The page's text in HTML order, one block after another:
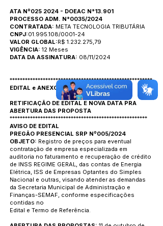
ATA Nº025 2024 - DOEAC N°13.901
PROCESSO ADM. N°0035/2024
CONTRATADA: META TECNOLOGIA TRIBUTÁRIA
CNPJ:01.995.108/0001-24
VALOR GLOBAL:R$ 1.232.275,79
VIGÊNCIA: 12 Meses
DATA DA ASSINATURA: 08/11/2024
********************************************************
EDITAL e ANEXOS
RETIFICAÇÃO DE EDITAL E NOVA DATA PRA
ABERTURA DAS PROPOSTA
******************************************************
AVISO DE EDITAL
PREGÃO PRESENCIAL SRP Nº005/2024
OBJETO: Registro de preços para eventual
contratação de empresa especializada em
auditoria no faturamento e recuperação de crédito
de INSS REGIME GERAL, das contas de Energia
Elétrica, ISS de Empresas Optantes do Simples
Nacional e outras, visando atender as demandas
da Secretaria Municipal de Administração e
Finanças-SEMAF, conforme especificações
contidas no
Edital e Termo de Referência.